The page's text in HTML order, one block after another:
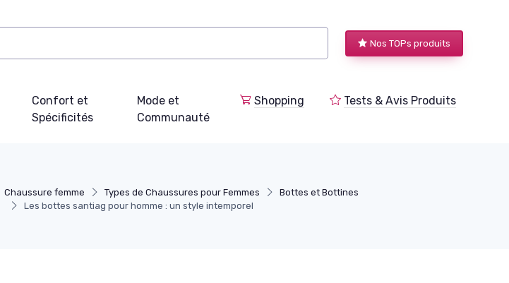
Nos TOPs produits
Confort et
Spécificités
Mode et
Communauté
Shopping Tests & Avis Produits
Chaussure femme Types de Chaussures pour Femmes
Bottes et Bottines
Les bottes santiag pour homme : un style intemporel